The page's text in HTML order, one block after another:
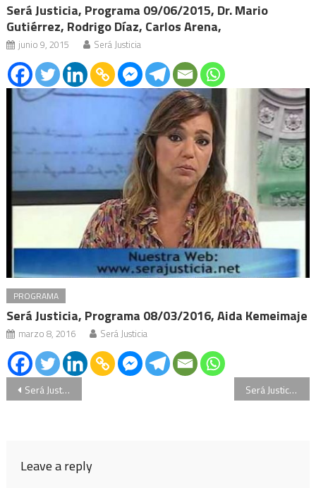
Será Justicia, Programa 09/06/2015, Dr. Mario
Gutiérrez, Rodrigo Díaz, Carlos Arena,
junio 9, 2015 Será Justicia
PROGRAMA
Será Justicia, Programa 08/03/2016, Aida Kemeimaje
marzo 8, 2016 Será Justicia
Navegación
Será Justicia, Programa 06/10/2015, Cristian Broghello, Javier Meglino, Bloque I Será Justicia, Programa 27/10/2015, Martin Lapadú, Guillermo Scheibler, Rodolfo Sorondo
Leave a reply